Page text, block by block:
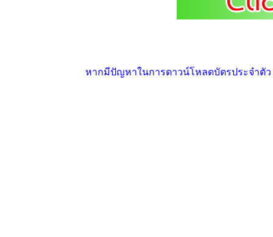
หากมีปัญหาในการดาวน์โหลดบัตรประจำตัว